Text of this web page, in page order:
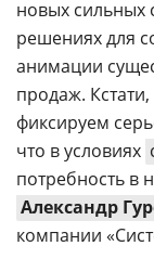
новых сильных
решениях для
анимации
продаж.
фиксируем
что в условиях
потребность в
Александр
компании